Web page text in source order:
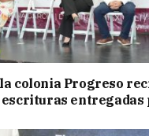
colonia Progreso
entregadas